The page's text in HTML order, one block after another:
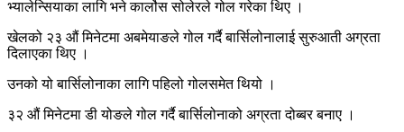
भ्यालेन्सियाका लागि भने कार्लोस सोलेरले गोल गरेका थिए ।
खेलको २३ औं मिनेटमा अबमेयाङले गोल गर्दै बार्सिलोनालाई सुरुआती अग्रता
दिलाएका थिए ।
उनको यो बार्सिलोनाका लागि पहिलो गोलसमेत थियो ।
३२ औं मिनेटमा डी योङले गोल गर्दै बार्सिलोनाको अग्रता दोब्बर बनाए ।